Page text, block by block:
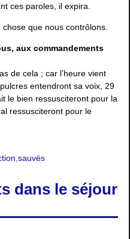
ces paroles, il expira.
que nous contrôlons.
aux commandements
de cela ; car l’heure vient
entendront sa voix, 29
le bien ressusciteront pour la
ressusciteront pour le
sauvés
dans le séjour